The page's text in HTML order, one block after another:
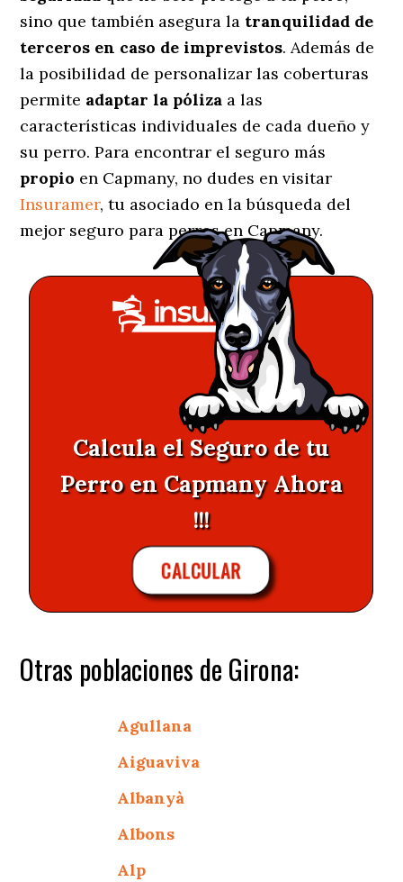
sino que también asegura la tranquilidad de
terceros en caso de imprevistos. Además de
la posibilidad de personalizar las coberturas
permite adaptar la póliza a las
características individuales de cada dueño y
su perro. Para encontrar el seguro más
propio en Capmany, no dudes en visitar
Insuramer, tu asociado en la búsqueda del
mejor seguro para perros en Capmany.
Calcula el Seguro de tu
Perro en Capmany Ahora
!!!
CALCULAR
Otras poblaciones de Girona:
Agullana
Aiguaviva
Albanyà
Albons
Alp